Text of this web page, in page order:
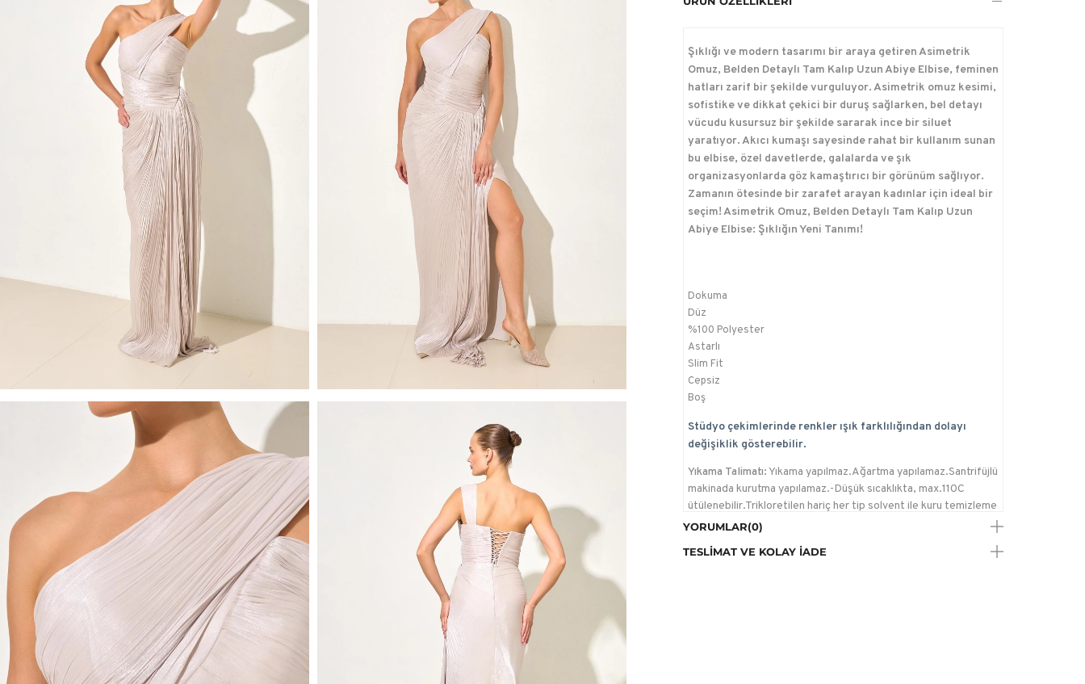
Şıklığı ve modern tasarımı bir araya getiren Asimetrik
Omuz, Belden Detaylı Tam Kalıp Uzun Abiye Elbise, feminen
hatları zarif bir şekilde vurguluyor. Asimetrik omuz kesimi,
sofistike ve dikkat çekici bir duruş sağlarken, bel detayı
vücudu kusursuz bir şekilde sararak ince bir siluet
yaratıyor. Akıcı kumaşı sayesinde rahat bir kullanım sunan
bu elbise, özel davetlerde, galalarda ve şık
organizasyonlarda göz kamaştırıcı bir görünüm sağlıyor.
Zamanın ötesinde bir zarafet arayan kadınlar için ideal bir
seçim! Asimetrik Omuz, Belden Detaylı Tam Kalıp Uzun
Abiye Elbise: Şıklığın Yeni Tanımı!
Dokuma
Düz
%100 Polyester
Astarlı
Slim Fit
Cepsiz
Boş
Stüdyo çekimlerinde renkler ışık farklılığından dolayı
değişiklik gösterebilir.
Yıkama Talimatı:Yıkama yapılmaz.Ağartma yapılamaz.Santrifüjlü
makinada kurutma yapılamaz.-Düşük sıcaklıkta, max.110C
ütülenebilir.Trikloretilen hariç her tip solvent ile kuru temizleme
yapılabilir., Çamaşır Suyu Konamaz
Ütüleme Talimatı:Ütülenemez
YORUMLAR(0)
TESLIMAT VE KOLAY İADE